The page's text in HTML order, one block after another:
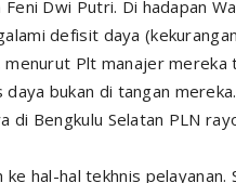
Dwi Putri. Di hadapan
defisit daya
Plt manajer mereka
daya bukan di tangan
di Bengkulu Selatan PLN
ke hal-hal tekhnis